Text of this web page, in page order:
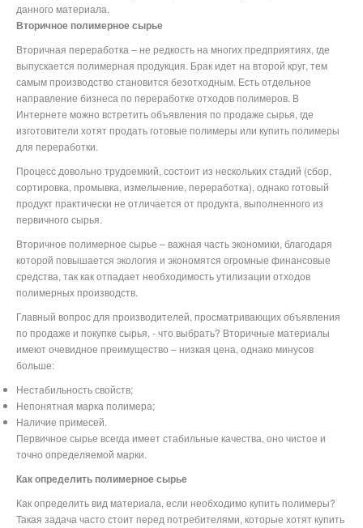
данного материала.
Вторичное полимерное сырье
Вторичная переработка – не редкость на многих предприятиях, где
выпускается полимерная продукция. Брак идет на второй круг, тем
самым производство становится безотходным. Есть отдельное
направление бизнеса по переработке отходов полимеров. В
Интернете можно встретить объявления по продаже сырья, где
изготовители хотят продать готовые полимеры или купить полимеры
для переработки.
Процесс довольно трудоемкий, состоит из нескольких стадий (сбор,
сортировка, промывка, измельчение, переработка), однако готовый
продукт практически не отличается от продукта, выполненного из
первичного сырья.
Вторичное полимерное сырье – важная часть экономики, благодаря
которой повышается экология и экономятся огромные финансовые
средства, так как отпадает необходимость утилизации отходов
полимерных производств.
Главный вопрос для производителей, просматривающих объявления
по продаже и покупке сырья, - что выбрать? Вторичные материалы
имеют очевидное преимущество – низкая цена, однако минусов
больше:
Нестабильность свойств;
Непонятная марка полимера;
Наличие примесей.
Первичное сырье всегда имеет стабильные качества, оно чистое и
точно определяемой марки.
Как определить полимерное сырье
Как определить вид материала, если необходимо купить полимеры?
Такая задача часто стоит перед потребителями, которые хотят купить